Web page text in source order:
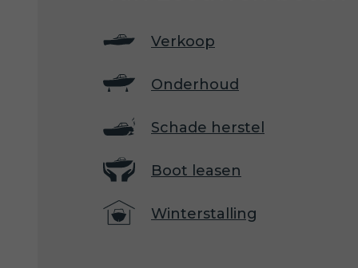
Verkoop
Onderhoud
Schade herstel
Boot leasen
Winterstalling